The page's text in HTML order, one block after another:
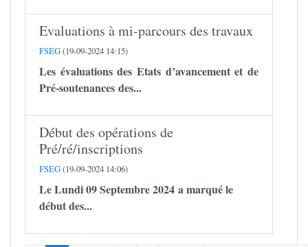
Evaluations à mi-parcours des travaux
FSEG(19-09-2024 14:15)
Les évaluations des Etats d’avancement et de
Pré-soutenances des...
Début des opérations de
Pré/ré/inscriptions
FSEG(19-09-2024 14:06)
Le Lundi 09 Septembre 2024 a marqué le
début des...